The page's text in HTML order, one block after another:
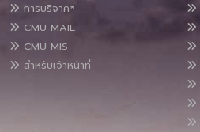
การบริจาค*
CMU MAIL
CMU MIS
สำหรับเจ้าหน้าที่